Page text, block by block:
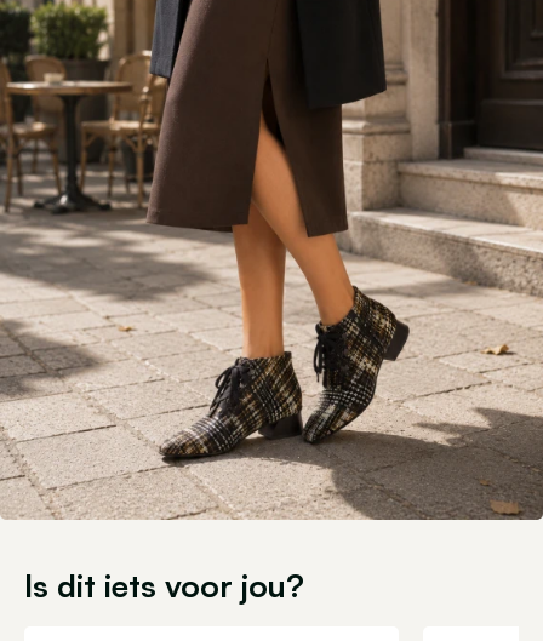
Is dit iets voor jou?